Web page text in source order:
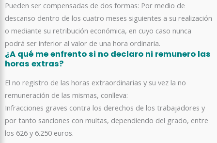
Pueden ser compensadas de dos formas: Por medio de
descanso dentro de los cuatro meses siguientes a su realización
o mediante su retribución económica, en cuyo caso nunca
podrá ser inferior al valor de una hora ordinaria.
¿A qué me enfrento si no declaro ni remunero las
horas extras?
El no registro de las horas extraordinarias y su vez la no
remuneración de las mismas, conlleva:
Infracciones graves contra los derechos de los trabajadores y
por tanto sanciones con multas, dependiendo del grado, entre
los 626 y 6.250 euros.